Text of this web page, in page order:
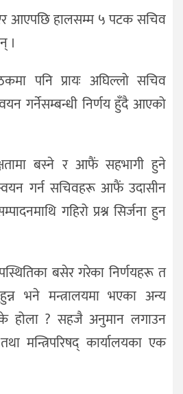
आएपछि हालसम्म ५ पटक सचिव
।
पनि प्रायः अघिल्लो सचिव
गर्नेसम्बन्धी निर्णय हुँदै आएको
बस्ने र आफैं सहभागी हुने
गर्न सचिवहरू आफैं उदासीन
गहिरो प्रश्न सिर्जना हुन
बसेर गरेका निर्णयहरू त
भने मन्त्रालयमा भएका अन्य
होला ? सहजै अनुमान लगाउन
मन्त्रिपरिषद् कार्यालयका एक